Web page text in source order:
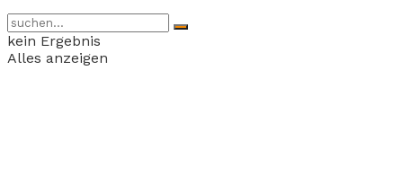
kein Ergebnis
Alles anzeigen